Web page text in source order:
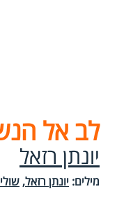
לב אל
יונתן רזאל
מילים: יונתן רזאל,